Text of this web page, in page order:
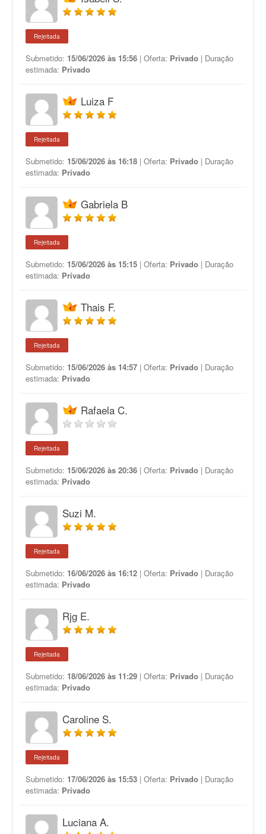
Rejeitada
Submetido: 15/06/2026 às 15:56 | Oferta: Privado | Duração
estimada: Privado
Luiza F
Rejeitada
Submetido: 15/06/2026 às 16:18 | Oferta: Privado | Duração
estimada: Privado
Gabriela B
Rejeitada
Submetido: 15/06/2026 às 15:15 | Oferta: Privado | Duração
estimada: Privado
Thais F.
Rejeitada
Submetido: 15/06/2026 às 14:57 | Oferta: Privado | Duração
estimada: Privado
Rafaela C.
Rejeitada
Submetido: 15/06/2026 às 20:36 | Oferta: Privado | Duração
estimada: Privado
Suzi M.
Rejeitada
Submetido: 16/06/2026 às 16:12 | Oferta: Privado | Duração
estimada: Privado
Rjg E.
Rejeitada
Submetido: 18/06/2026 às 11:29 | Oferta: Privado | Duração
estimada: Privado
Caroline S.
Rejeitada
Submetido: 17/06/2026 às 15:53 | Oferta: Privado | Duração
estimada: Privado
Luciana A.